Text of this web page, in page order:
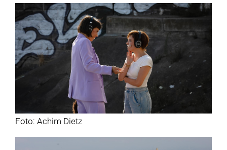
Foto: Achim Dietz